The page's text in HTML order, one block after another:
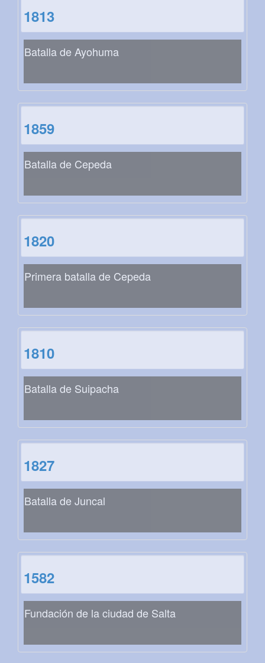
1813
Batalla de Ayohuma
1859
Batalla de Cepeda
1820
Primera batalla de Cepeda
1810
Batalla de Suipacha
1827
Batalla de Juncal
1582
Fundación de la ciudad de Salta